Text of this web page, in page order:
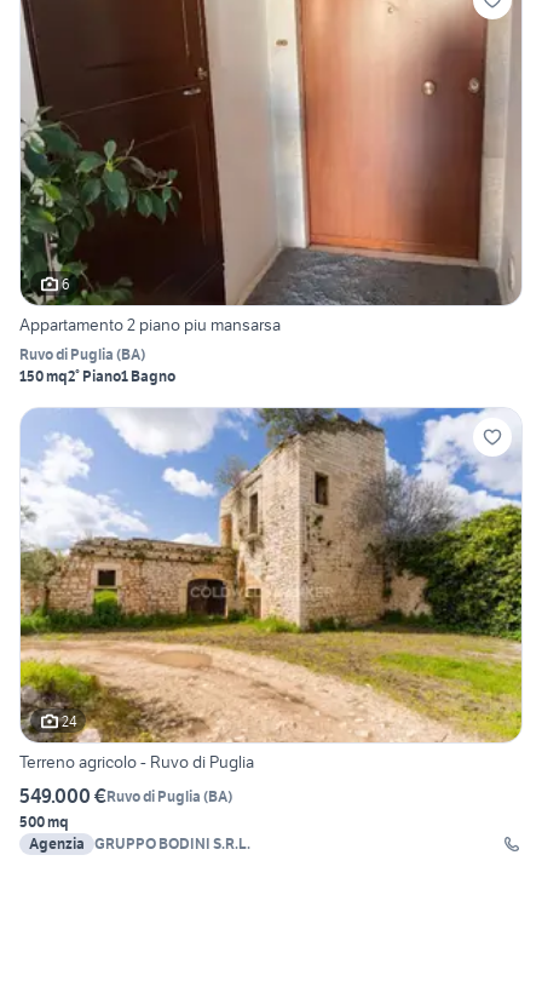
6
Appartamento 2 piano piu mansarsa
Ruvo di Puglia (BA)
150 mq2° Piano1 Bagno
24
Terreno agricolo - Ruvo di Puglia
549.000 €Ruvo di Puglia (BA)
500 mq
Agenzia GRUPPO BODINI S.R.L.